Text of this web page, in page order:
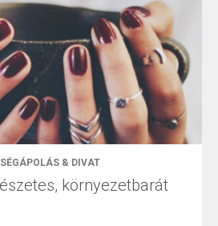
& DIVAT
környezetbarát